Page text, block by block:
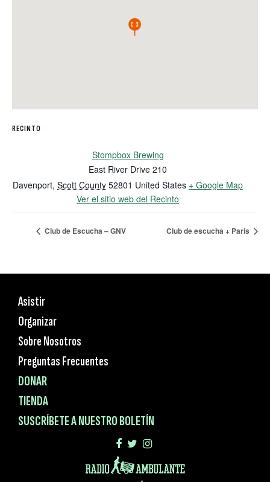
RECINTO
Stompbox Brewing
East River Drive 210
Davenport, Scott County 52801 United States + Google Map
Ver el sitio web del Recinto
Club de Escucha – GNV Club de escucha + Paris
Asistir
Organizar
Sobre Nosotros
Preguntas Frecuentes
DONAR
TIENDA
SUSCRÍBETE A NUESTRO BOLETÍN